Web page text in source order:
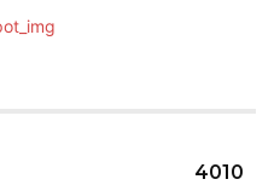
4010